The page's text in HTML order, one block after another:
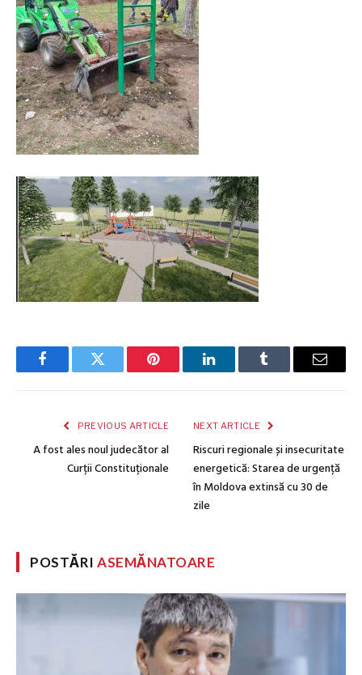
FacebookTwitter Pinterest LinkedInTumblr Email
PREVIOUS ARTICLE
A fost ales noul judecător al
Curții Constituționale
NEXT ARTICLE
Riscuri regionale și insecuritate
energetică: Starea de urgență
în Moldova extinsă cu 30 de
zile
POSTĂRIASEMĂNATOARE